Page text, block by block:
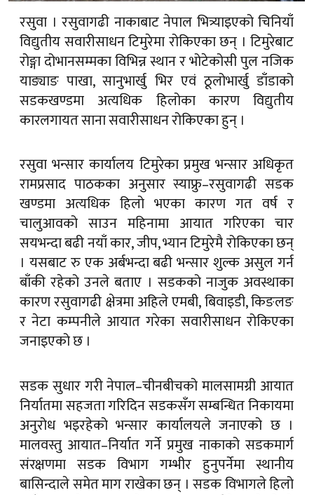
रसुवा । रसुवागढी नाकाबाट नेपाल भित्र्याइएको चिनियाँ
विद्युतीय सवारीसाधन टिमुरेमा रोकिएका छन् । टिमुरेबाट
रोङ्गा दोभानसम्मका विभिन्न स्थान र भोटेकोसी पुल नजिक
याङ्याङ पाखा, सानुभार्खु भिर एवं ठूलोभार्खु डाँडाको
सडकखण्डमा अत्यधिक हिलोका कारण विद्युतीय
कारलगायत साना सवारीसाधन रोकिएका हुन् ।
रसुवा भन्सार कार्यालय टिमुरेका प्रमुख भन्सार अधिकृत
रामप्रसाद पाठकका अनुसार स्याफ्रु–रसुवागढी सडक
खण्डमा अत्यधिक हिलो भएका कारण गत वर्ष र
चालुआवको साउन महिनामा आयात गरिएका चार
सयभन्दा बढी नयाँ कार, जीप, भ्यान टिमुरेमै रोकिएका छन्
। यसबाट रु एक अर्बभन्दा बढी भन्सार शुल्क असुल गर्न
बाँकी रहेको उनले बताए । सडकको नाजुक अवस्थाका
कारण रसुवागढी क्षेत्रमा अहिले एमबी, बिवाइडी, किङलङ
र नेटा कम्पनीले आयात गरेका सवारीसाधन रोकिएका
जनाइएको छ ।
सडक सुधार गरी नेपाल–चीनबीचको मालसामग्री आयात
निर्यातमा सहजता गरिदिन सडकसँग सम्बन्धित निकायमा
अनुरोध भइरहेको भन्सार कार्यालयले जनाएको छ ।
मालवस्तु आयात–निर्यात गर्ने प्रमुख नाकाको सडकमार्ग
संरक्षणमा सडक विभाग गम्भीर हुनुपर्नेमा स्थानीय
बासिन्दाले समेत माग राखेका छन् । सडक विभागले हिलो